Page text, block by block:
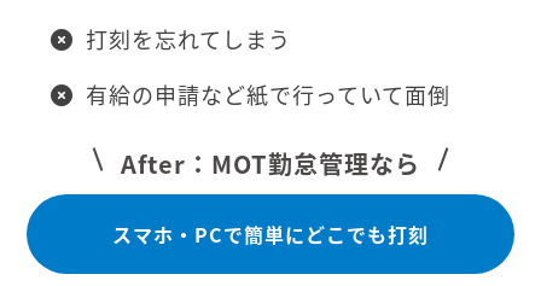
打刻を忘れてしまう
有給の申請など紙で行っていて面倒
After：MOT勤怠管理なら
スマホ・PCで簡単にどこでも打刻